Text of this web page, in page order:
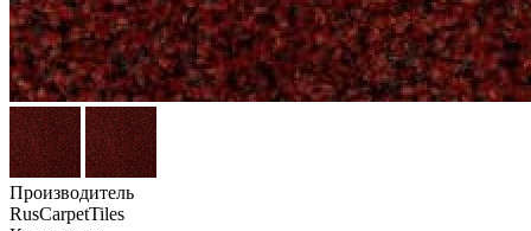
Производитель
RusCarpetTiles